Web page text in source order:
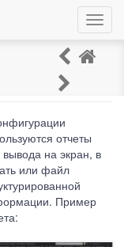
с отчетами
отчеты
на экран, в
или файл
Пример